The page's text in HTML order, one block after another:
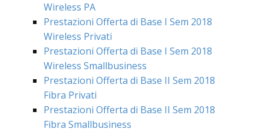
Wireless PA
Prestazioni Offerta di Base I Sem 2018
Wireless Privati
Prestazioni Offerta di Base I Sem 2018
Wireless Smallbusiness
Prestazioni Offerta di Base II Sem 2018
Fibra Privati
Prestazioni Offerta di Base II Sem 2018
Fibra Smallbusiness